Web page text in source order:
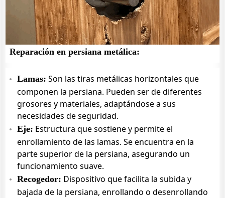
Reparación en persiana metálica:
Lamas: Son las tiras metálicas horizontales que
componen la persiana. Pueden ser de diferentes
grosores y materiales, adaptándose a sus
necesidades de seguridad.
Eje: Estructura que sostiene y permite el
enrollamiento de las lamas. Se encuentra en la
parte superior de la persiana, asegurando un
funcionamiento suave.
Recogedor: Dispositivo que facilita la subida y
bajada de la persiana, enrollando o desenrollando